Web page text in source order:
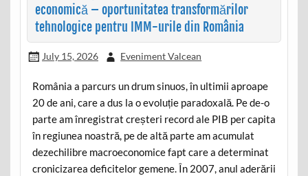
economică – oportunitatea transformărilor
tehnologice pentru IMM-urile din România
July 15, 2026 Eveniment Valcean
România a parcurs un drum sinuos, în ultimii aproape
20 de ani, care a dus la o evoluție paradoxală. Pe de-o
parte am înregistrat creșteri record ale PIB per capita
în regiunea noastră, pe de altă parte am acumulat
dezechilibre macroeconomice fapt care a determinat
cronicizarea deficitelor gemene. În 2007, anul aderării